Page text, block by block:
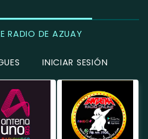
RADIO DE AZUAY
INICIAR SESIÓN